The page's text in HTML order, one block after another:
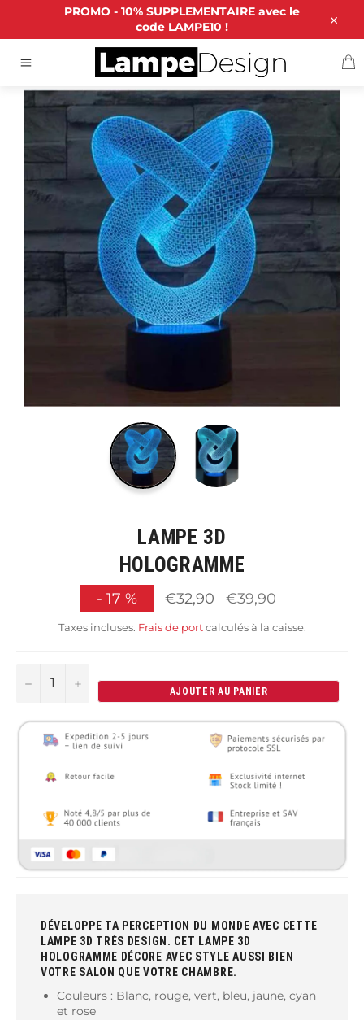
contenu
PROMO - 10% SUPPLEMENTAIRE avec le
code LAMPE10 !
ACCUEIL LAMPE 3D HOLOGRAMME
LAMPE 3D
HOLOGRAMME
- 17 % €32,90 Prix
régulier
€39,90
Taxes incluses. Frais de portcalculés à la caisse.
− +
AJOUTER AU PANIER
DÉVELOPPE TA PERCEPTION DU MONDE AVEC CETTE
LAMPE 3D TRÈS DESIGN. CET LAMPE 3D
HOLOGRAMME DÉCORE AVEC STYLE AUSSI BIEN
VOTRE SALON QUE VOTRE CHAMBRE.
Couleurs : Blanc, rouge, vert, bleu, jaune, cyan
et rose